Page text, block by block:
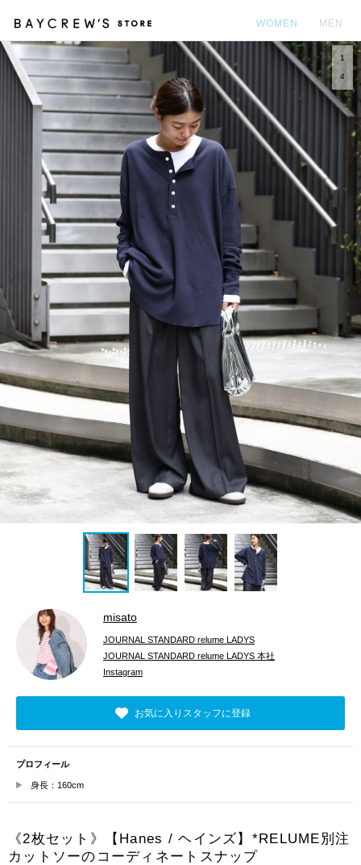
WOMEN MEN
Prev
1
4
misato
JOURNAL STANDARD relume LADYS
JOURNAL STANDARD relume LADYS 本社
Instagram
お気に入りスタッフに登録
プロフィール
身長：160cm
《2枚セット》【Hanes / ヘインズ】*RELUME別注
カットソーのコーディネートスナップ